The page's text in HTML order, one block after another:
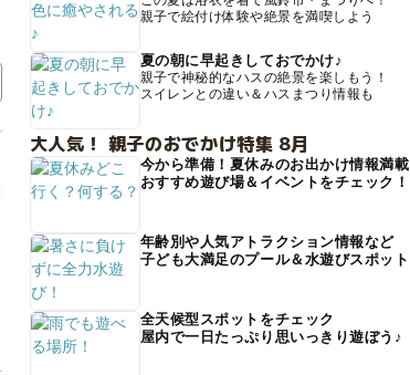
親子で絵付け体験や絶景を満喫しよう
夏の朝に早起きしておでかけ♪
親子で神秘的なハスの絶景を楽しもう！
スイレンとの違い＆ハスまつり情報も
大人気！ 親子のおでかけ特集 8月
今から準備！夏休みのお出かけ情報満載
おすすめ遊び場＆イベントをチェック！
年齢別や人気アトラクション情報など
子ども大満足のプール＆水遊びスポット
全天候型スポットをチェック
屋内で一日たっぷり思いっきり遊ぼう♪